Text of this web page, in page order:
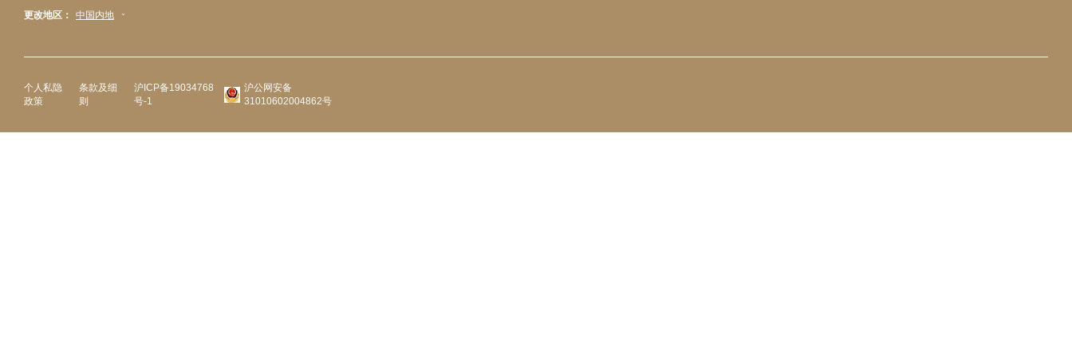
更改地区： 中国内地
个人私隐
政策
条款及细
则
沪ICP备19034768
号-1
沪公网安备
31010602004862号